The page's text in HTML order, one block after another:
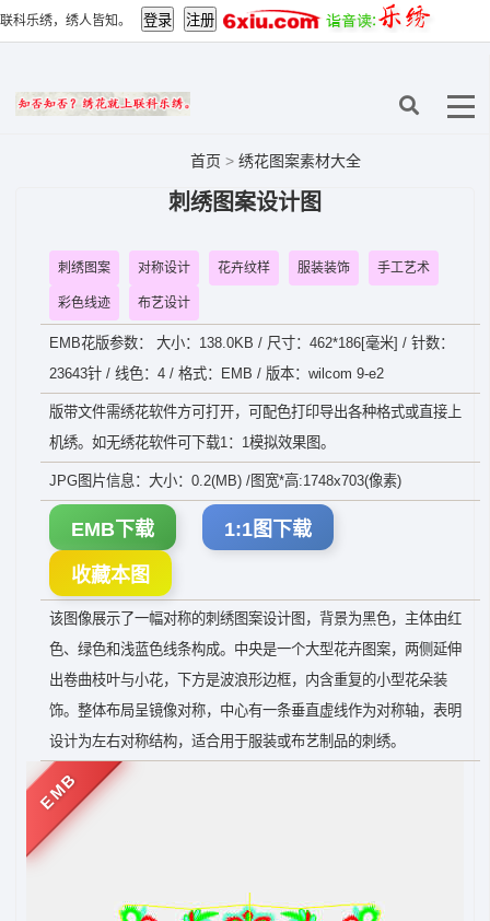
联科乐绣，绣人皆知。
首页 > 绣花图案素材大全
刺绣图案设计图
刺绣图案 对称设计 花卉纹样 服装装饰 手工艺术
彩色线迹 布艺设计
EMB花版参数： 大小：138.0KB / 尺寸：462*186[毫米] / 针数：
23643针 / 线色：4 / 格式：EMB / 版本：wilcom 9-e2
版带文件需绣花软件方可打开，可配色打印导出各种格式或直接上
机绣。如无绣花软件可下载1：1模拟效果图。
JPG图片信息：大小：0.2(MB) /图宽*高:1748x703(像素)
EMB下载 1:1图下载
收藏本图
该图像展示了一幅对称的刺绣图案设计图，背景为黑色，主体由红
色、绿色和浅蓝色线条构成。中央是一个大型花卉图案，两侧延伸
出卷曲枝叶与小花，下方是波浪形边框，内含重复的小型花朵装
饰。整体布局呈镜像对称，中心有一条垂直虚线作为对称轴，表明
设计为左右对称结构，适合用于服装或布艺制品的刺绣。
EMB